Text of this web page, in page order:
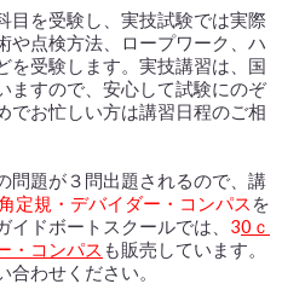
目を受験し、実技試験では実際
や点検方法、ロープワーク、ハ
を受験します。実技講習は、国
ますので、安心して試験にのぞ
でお忙しい方は講習日程のご相
問題が３問出題されるので、講
定規・デバイダー・コンパス を
ドボートスクールでは、 30ｃ
・コンパス も販売しています。
わせください。